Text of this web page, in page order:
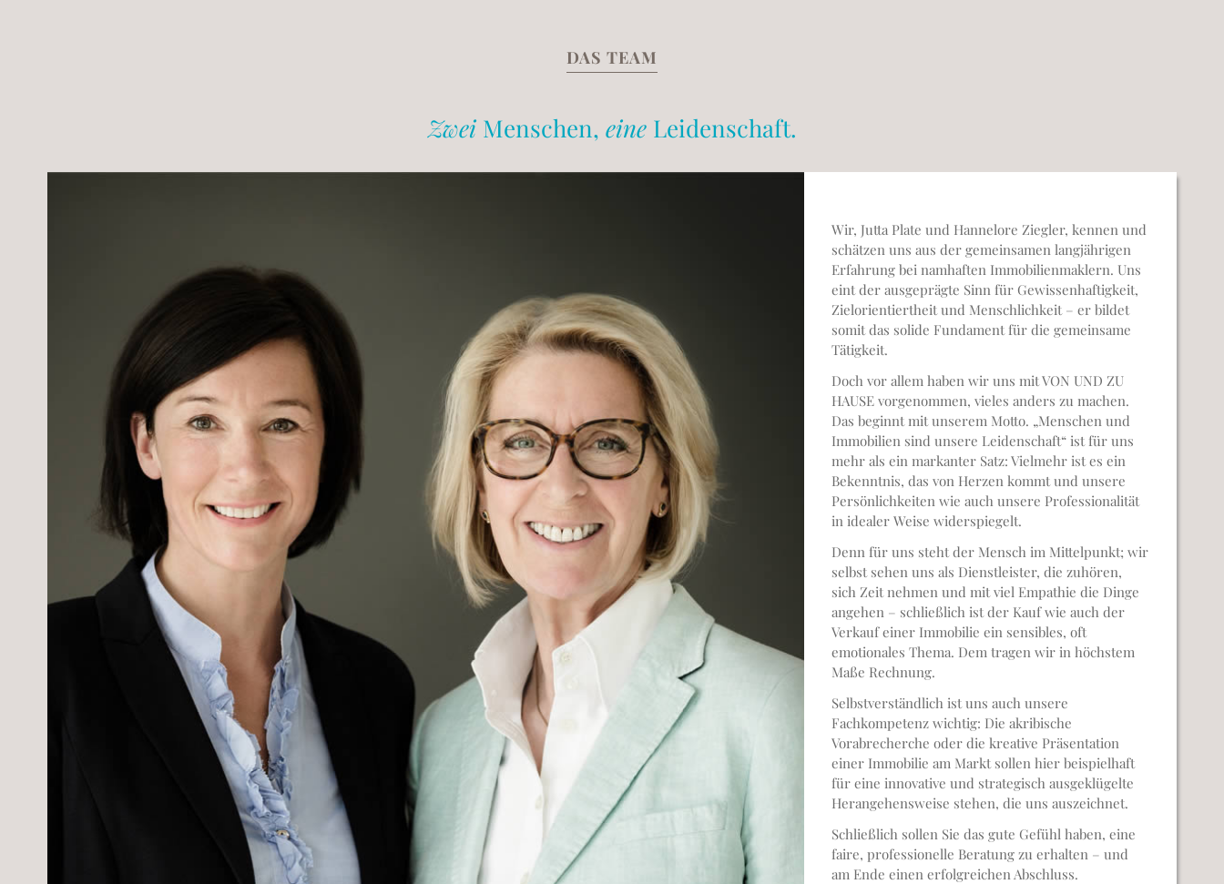
DAS TEAM
Zwei Menschen, eine Leidenschaft.
Wir, Jutta Plate und Hannelore Ziegler, kennen und
schätzen uns aus der gemeinsamen langjährigen
Erfahrung bei namhaften Immobilienmaklern. Uns
eint der ausgeprägte Sinn für Gewissenhaftigkeit,
Zielorientiertheit und Menschlichkeit – er bildet
somit das solide Fundament für die gemeinsame
Tätigkeit.
Doch vor allem haben wir uns mit VON UND ZU
HAUSE vorgenommen, vieles anders zu machen.
Das beginnt mit unserem Motto. „Menschen und
Immobilien sind unsere Leidenschaft“ ist für uns
mehr als ein markanter Satz: Vielmehr ist es ein
Bekenntnis, das von Herzen kommt und unsere
Persönlichkeiten wie auch unsere Professionalität
in idealer Weise widerspiegelt.
Denn für uns steht der Mensch im Mittelpunkt; wir
selbst sehen uns als Dienstleister, die zuhören,
sich Zeit nehmen und mit viel Empathie die Dinge
angehen – schließlich ist der Kauf wie auch der
Verkauf einer Immobilie ein sensibles, oft
emotionales Thema. Dem tragen wir in höchstem
Maße Rechnung.
Selbstverständlich ist uns auch unsere
Fachkompetenz wichtig: Die akribische
Vorabrecherche oder die kreative Präsentation
einer Immobilie am Markt sollen hier beispielhaft
für eine innovative und strategisch ausgeklügelte
Herangehensweise stehen, die uns auszeichnet.
Schließlich sollen Sie das gute Gefühl haben, eine
faire, professionelle Beratung zu erhalten – und
am Ende einen erfolgreichen Abschluss.